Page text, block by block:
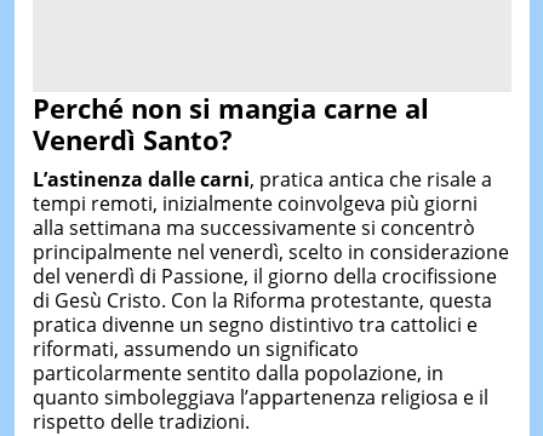
Perché non si mangia carne al
Venerdì Santo?
L’astinenza dalle carni, pratica antica che risale a
tempi remoti, inizialmente coinvolgeva più giorni
alla settimana ma successivamente si concentrò
principalmente nel venerdì, scelto in considerazione
del venerdì di Passione, il giorno della crocifissione
di Gesù Cristo. Con la Riforma protestante, questa
pratica divenne un segno distintivo tra cattolici e
riformati, assumendo un significato
particolarmente sentito dalla popolazione, in
quanto simboleggiava l’appartenenza religiosa e il
rispetto delle tradizioni.